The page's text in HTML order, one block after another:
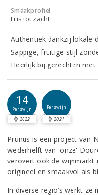
Smaakprofiel
Fris tot zacht
Authentiek dankzij lokale
Sappige, fruitige stijl
Heerlijk bij gerechten met
14
Perswijn
2022
Perswijn
2021
Prunus is een project van
wederhelft van 'onze'
verovert ook de wijnmarkt
origineel en smaakvol als
In diverse regio’s werkt